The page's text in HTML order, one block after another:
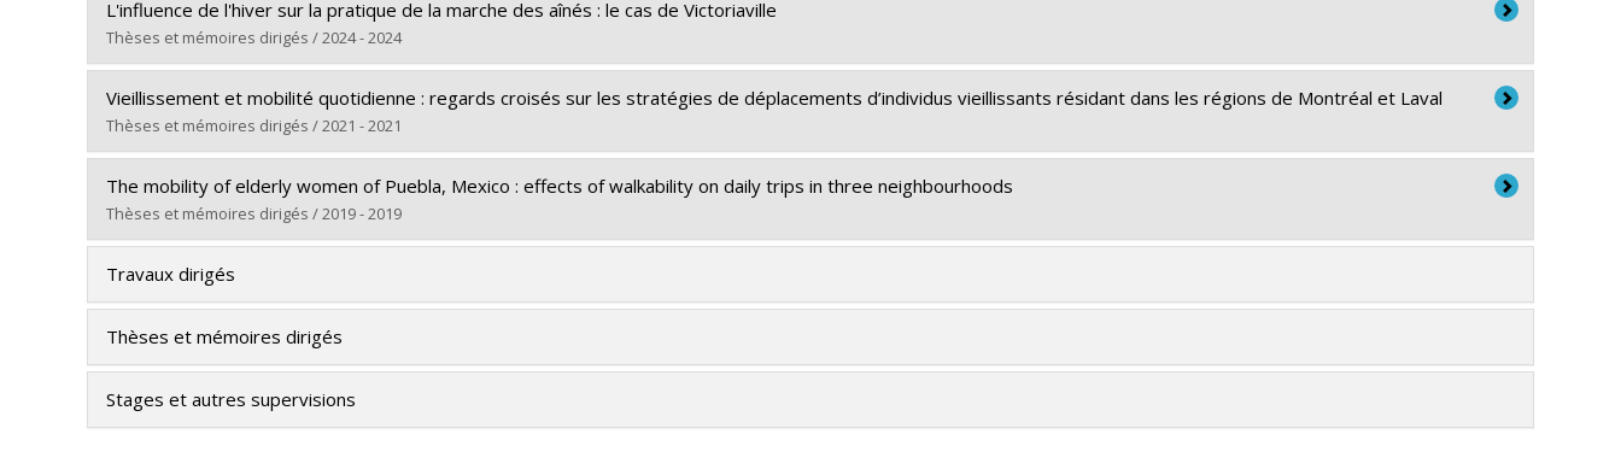
Lien vers le document dans Papyrus
Graduate :Lapointe-Carpenter, Anthony
Cycle : Master's
Grade :M. Urb.
Lien vers le document dans Papyrus
L'influence de l'hiver sur la pratique de la marche des aînés : le cas de Victoriaville
Thèses et mémoires dirigés / 2024 - 2024
Graduate :Allard, Mariane
Cycle : Master's
Grade :M. Sc. A.
Lien vers le document dans Papyrus
Vieillissement et mobilité quotidienne : regards croisés sur les stratégies de déplacements d’individus vieillissants résidant dans les régions de Montréal et Laval
Thèses et mémoires dirigés / 2021 - 2021
Graduate :Després, Michel
Cycle : Doctoral
Grade :Ph. D.
Lien vers le document dans Papyrus
The mobility of elderly women of Puebla, Mexico : effects of walkability on daily trips in three neighbourhoods
Thèses et mémoires dirigés / 2019 - 2019
Graduate :Picard, Karine
Cycle :Master's
Grade : M. Urb.
Lien vers le document dans Papyrus
Travaux dirigés
Thèses et mémoires dirigés
Stages et autres supervisions